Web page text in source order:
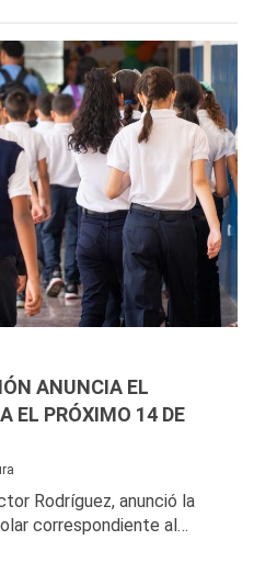
ANUNCIA EL
EL PRÓXIMO 14 DE
Rodríguez, anunció la
correspondiente al…